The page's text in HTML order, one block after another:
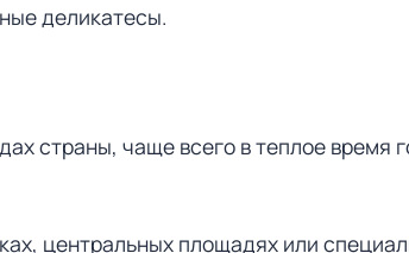
деликатесы.
страны, чаще всего в теплое время
центральных площадях или